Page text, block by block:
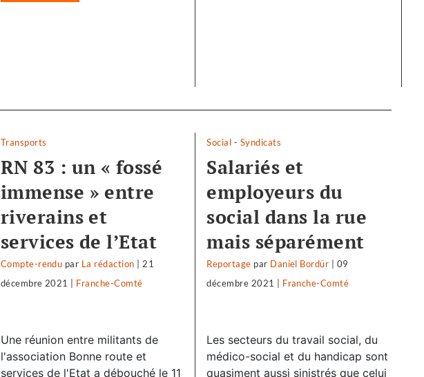
Transports
RN 83 : un « fossé
immense » entre
riverains et
services de l’Etat
Compte-rendu par La rédaction
21
décembre 2021
Franche-Comté
Une réunion entre militants de
l'association Bonne route et
services de l'Etat a débouché le 11
Social - Syndicats
Salariés et
employeurs du
social dans la rue
mais séparément
Reportage par Daniel Bordür
09
décembre 2021
Franche-Comté
Les secteurs du travail social, du
médico-social et du handicap sont
quasiment aussi sinistrés que celui